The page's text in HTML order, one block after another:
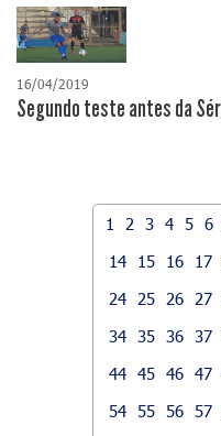
16/04/2019
Segundo teste antes da
1 2 3 4 5 6
14
15 16 17
24
25 26 27
34 35 36 37
44 45 46 47
54 55 56 57